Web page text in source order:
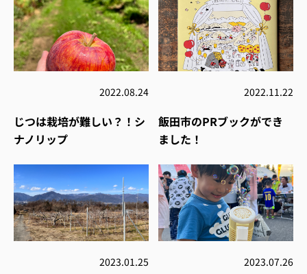
2022.08.24
じつは栽培が難しい？！シ
ナノリップ
2022.11.22
飯田市のPRブックができ
ました！
2023.01.25 2023.07.26